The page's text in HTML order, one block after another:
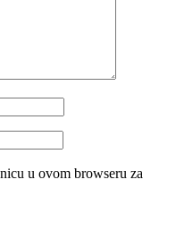
u ovom browseru za